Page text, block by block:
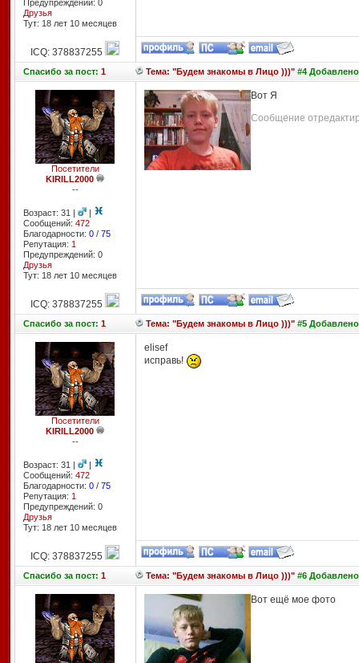
Предупреждений: 0
Друзья
Тут: 18 лет 10 месяцев
ICQ: 378837255
Спасибоза пост: 1 Тема: "Будем знакомы в Лицо )))"#4
Посетители
KIRILL2000
--
Возраст: 31 |
|
Сообщений: 472
Благодарности: 0/ 75
Репутация: 1
Предупреждений: 0
Друзья
Тут: 18 лет 10 месяцев
Вот Я
Сообщение
ICQ: 378837255
Спасибоза пост: 1 Тема: "Будем знакомы в Лицо )))"#5
Посетители
KIRILL2000
--
Возраст: 31 |
|
Сообщений: 472
Благодарности: 0/ 75
Репутация: 1
Предупреждений: 0
Друзья
Тут: 18 лет 10 месяцев
elisef
исправь!
ICQ: 378837255
Спасибоза пост: 1 Тема: "Будем знакомы в Лицо )))"#6
Вот ещё мое фото